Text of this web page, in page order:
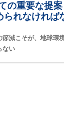
の重要な提
られなければ
減こそが、地球環
ない